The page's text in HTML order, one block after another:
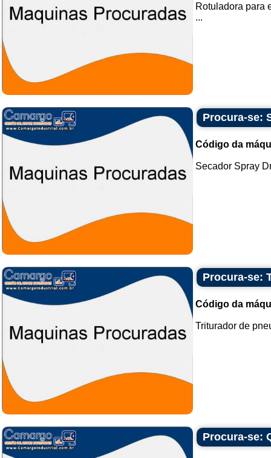
Rotuladora para
...
Procura-se:
Código da
Secador Spray
Procura-se:
Código da
Triturador de
Procura-se: